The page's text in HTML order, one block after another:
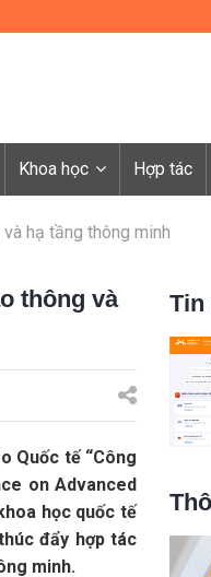
Khoa học Hợp tác
hạ tầng thông minh
thông và
Quốc tế “Công
on Advanced
học quốc tế
đẩy hợp tác
minh.
Tin